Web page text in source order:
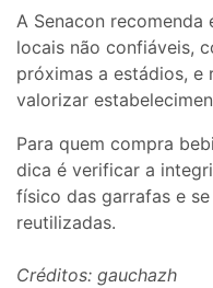
A Senacon recomenda
locais não confiáveis,
próximas a estádios, e
valorizar
Para quem compra
dica é verificar a
físico das garrafas e
reutilizadas.
Créditos: gauchazh